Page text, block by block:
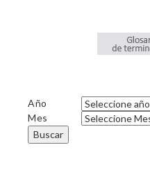
Año
Mes
Buscar